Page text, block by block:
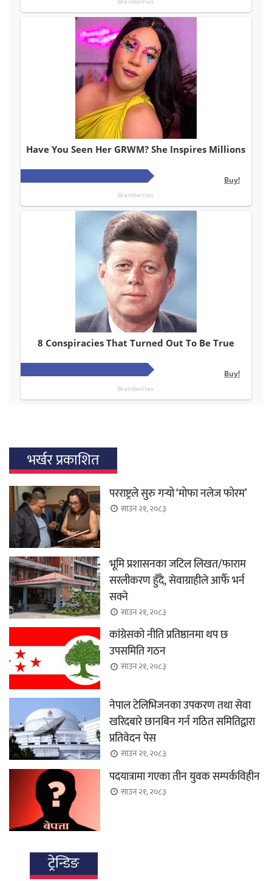
भर्खर प्रकाशित
परराष्ट्रले सुरु गर्‍यो ‘मोफा नलेज फोरम’
साउन २१, २०८३
भूमि प्रशासनका जटिल लिखत/फाराम
सरलीकरण हुँदै, सेवाग्राहीले आफैँ भर्न
सक्ने
साउन २१, २०८३
कांग्रेसको नीति प्रतिष्ठानमा थप छ
उपसमिति गठन
साउन २१, २०८३
नेपाल टेलिभिजनका उपकरण तथा सेवा
खरिदबारे छानबिन गर्न गठित समितिद्वारा
प्रतिवेदन पेस
साउन २१, २०८३
पदयात्रामा गएका तीन युवक सम्पर्कविहीन
साउन २१, २०८३
ट्रेन्डिङ